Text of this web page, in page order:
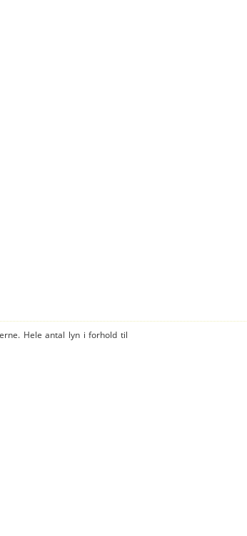
Hele antal lyn i forhold til